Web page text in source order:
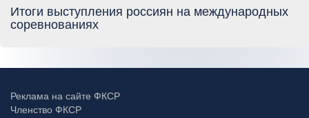
Итоги выступления россиян на международных
соревнованиях
Реклама на сайте ФКСР
Членство ФКСР